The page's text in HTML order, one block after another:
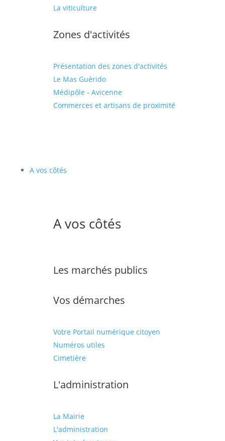
La viticulture
Zones d'activités
Présentation des zones d'activités
Le Mas Guérido
Médipôle - Avicenne
Commerces et artisans de proximité
A vos côtés
A vos côtés
Les marchés publics
Vos démarches
Votre Portail numérique citoyen
Numéros utiles
Cimetière
L'administration
La Mairie
L'administration